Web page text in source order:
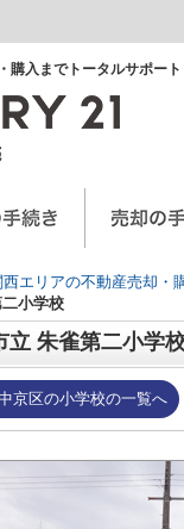
購入までトータルサポー
エリアの不動産売却・
小学校
立 朱雀第二小学
京区の小学校の一覧へ